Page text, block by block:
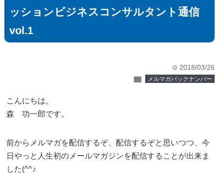
ッションビジネスコンサルタント通信
vol.1
time 2018/03/26
folder メルマガバックナンバー
こんにちは。
森 功一郎です。
前からメルマガを配信するぞ、配信するぞと思いつつ、今
日やっと人生初のメールマガジンを配信することが出来ま
した(^^♪